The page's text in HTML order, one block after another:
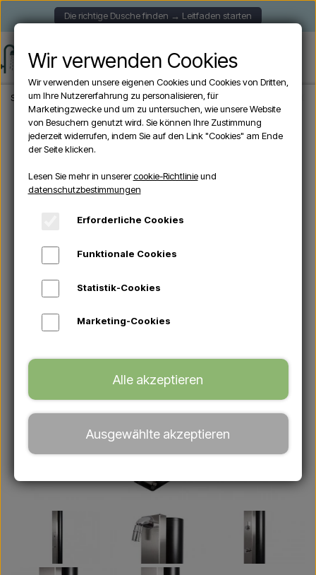
Die richtige Dusche finden → Leitfaden starten
Startseite Aussendusche Solardusche CRM ULTIMATE - Solardusche 60
Wir verwenden Cookies
Wir verwenden unsere eigenen Cookies und Cookies von Dritten,
um Ihre Nutzererfahrung zu personalisieren, für
Marketingzwecke und um zu untersuchen, wie unsere Website
von Besuchern genutzt wird. Sie können Ihre Zustimmung
jederzeit widerrufen, indem Sie auf den Link "Cookies" am Ende
der Seite klicken.
Lesen Sie mehr in unserercookie-Richtlinieund
datenschutzbestimmungen
Erforderliche Cookies
Funktionale Cookies
Statistik-Cookies
Marketing-Cookies
Alle akzeptieren
Ausgewählte akzeptieren